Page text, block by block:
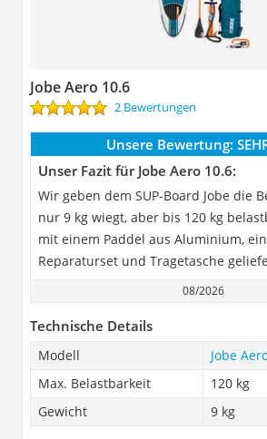
Jobe Aero 10.6
2 Bewertungen
Unsere Bewertung:
Unser Fazit für Jobe Aero 10.6:
Wir geben dem SUP-Board Jobe die
nur 9 kg wiegt, aber bis 120 kg
mit einem Paddel aus Aluminium,
Reparaturset und Tragetasche
08/2026
Technische Details
Modell
Jobe
Max. Belastbarkeit
120 kg
Gewicht
9 kg